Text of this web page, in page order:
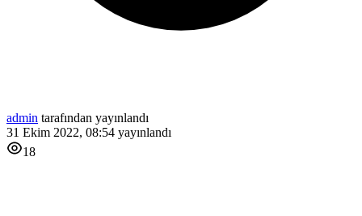
admin tarafından yayınlandı
31 Ekim 2022, 08:54 yayınlandı
18